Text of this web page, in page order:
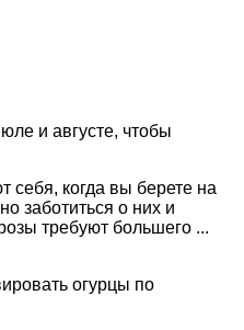
и августе, чтобы
себя, когда вы берете на
заботиться о них и
требуют большего ...
огурцы по